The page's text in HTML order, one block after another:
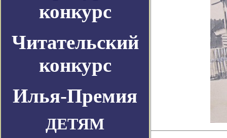
конкурс
Читательский
конкурс
Илья-Премия
ДЕТЯМ